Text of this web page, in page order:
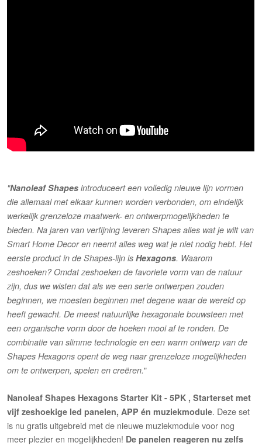
"Nanoleaf Shapes introduceert een volledig nieuwe lijn vormen
die allemaal met elkaar kunnen worden verbonden, om eindelijk
werkelijk grenzeloze maatwerk- en ontwerpmogelijkheden te
bieden. Na jaren van verfijning leveren Shapes alles wat je wilt van
Smart Home Decor en neemt alles weg wat je niet nodig hebt. Het
eerste product in de Shapes-lijn isHexagons. Waarom
zeshoeken? Omdat zeshoeken de favoriete vorm van de natuur
zijn, dus we wisten dat als we een serie ontwerpen zouden
beginnen, we moesten beginnen met degene waar de wereld op
heeft gewacht. De meest natuurlijke hexagonale bouwsteen met
een organische vorm door de hoeken mooi af te ronden.De
combinatie van slimme technologie en een warm ontwerp van de
Shapes Hexagons opent de weg naar grenzeloze mogelijkheden
om te ontwerpen, spelen en creëren."
Nanoleaf Shapes Hexagons Starter Kit - 5PK , Starterset met
vijf zeshoekige led panelen, APP én muziekmodule. Deze set
is nu gratis uitgebreid met de nieuwe muziekmodule voor nog
meer plezier en mogelijkheden! De panelen reageren nu zelfs